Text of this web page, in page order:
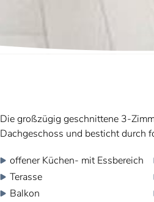
Die großzügig geschnittene 3-
Dachgeschoss und besticht durch
offener Küchen- mit Essbereich
Terasse
Balkon